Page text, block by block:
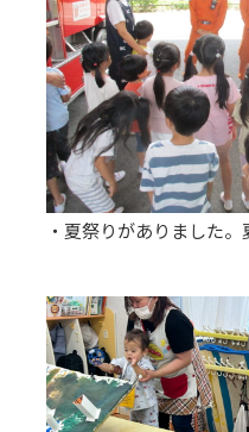
・夏祭りがありました